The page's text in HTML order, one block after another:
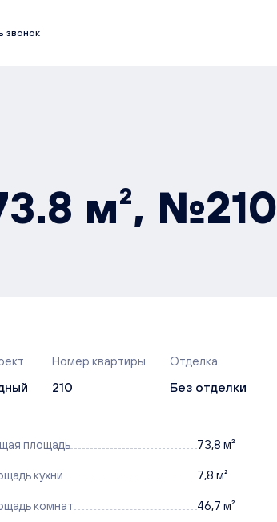
звонок
м², №210
Номер квартиры
210
Отделка
Без отделки
площадь 73,8 м²
кухни 7,8 м²
комнат 46,7 м²